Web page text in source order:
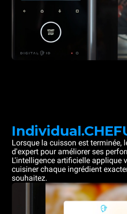
Lorsque la cuisson est terminée,
d'expert pour améliorer ses
L'intelligence artificielle applique
cuisiner chaque ingrédient
souhaitez.